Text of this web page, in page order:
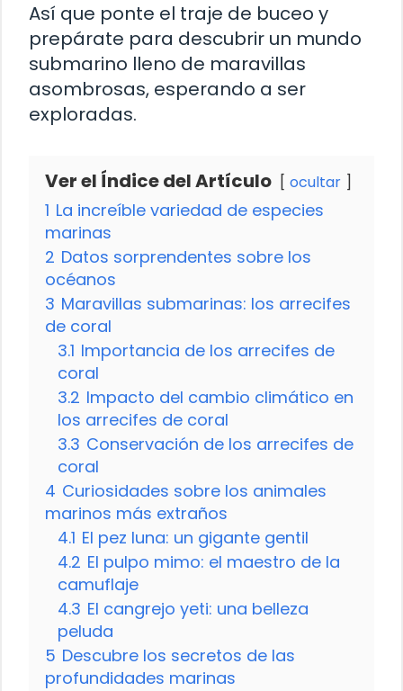
Así que ponte el traje de buceo y
prepárate para descubrir un mundo
submarino lleno de maravillas
asombrosas, esperando a ser
exploradas.
Ver el Índice del Artículo ocultar
1 La increíble variedad de especies
marinas
2 Datos sorprendentes sobre los
océanos
3 Maravillas submarinas: los arrecifes
de coral
3.1 Importancia de los arrecifes de
coral
3.2 Impacto del cambio climático en
los arrecifes de coral
3.3 Conservación de los arrecifes de
coral
4 Curiosidades sobre los animales
marinos más extraños
4.1 El pez luna: un gigante gentil
4.2 El pulpo mimo: el maestro de la
camuflaje
4.3 El cangrejo yeti: una belleza
peluda
5 Descubre los secretos de las
profundidades marinas